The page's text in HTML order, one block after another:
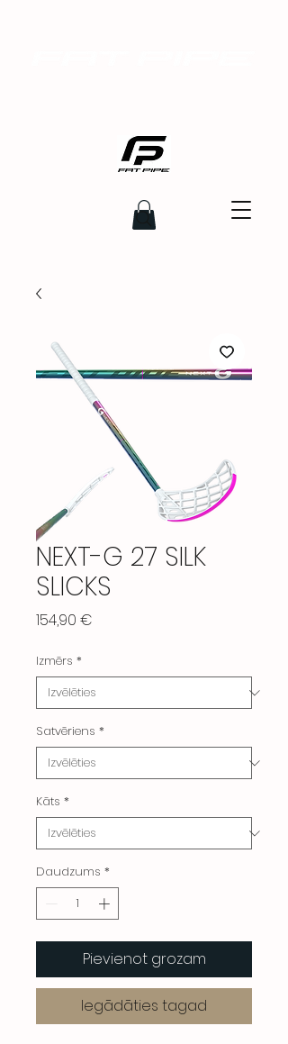
NEXT-G 27 SILK
SLICKS
154,90 €
Izmērs *
Satvēriens *
Kāts *
Daudzums *
Pievienot grozam
Iegādāties tagad